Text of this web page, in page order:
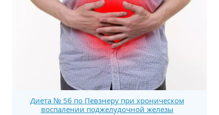
Диета № 5б по Певзнеру при хроническом
воспалении поджелудочной железы